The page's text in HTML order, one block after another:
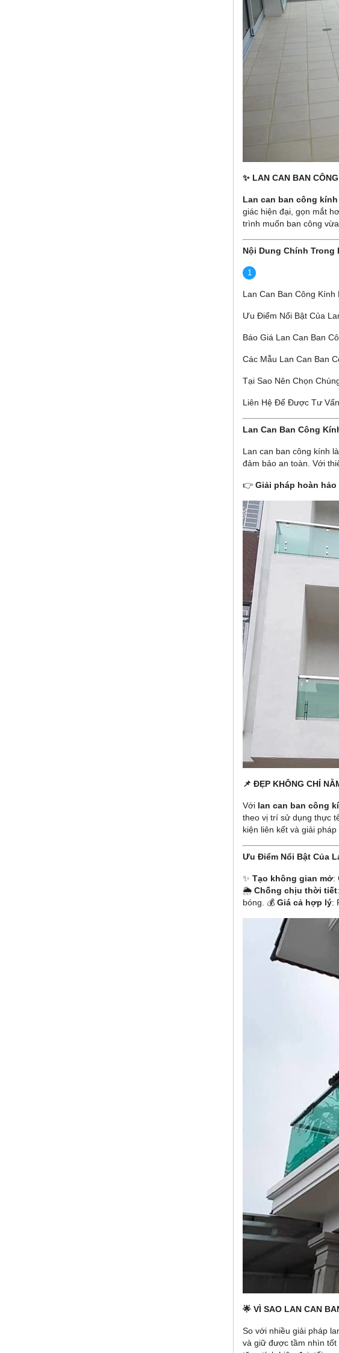
✨ LAN CAN BAN
Lan can ban công kính
giác hiện đại, gọn mắt
trình muốn ban công
Nội Dung Chính Trong
Lan Can Ban Công Kính
Ưu Điểm Nổi Bật Của
Báo Giá Lan Can Ban
Các Mẫu Lan Can Ban
Tại Sao Nên Chọn
Liên Hệ Để Được Tư
Lan Can Ban Công
Lan can ban công kính
đảm bảo an toàn. Với
👉 Giải pháp hoàn
📌 ĐẸP KHÔNG CHỈ
Với lan can ban công
theo vị trí sử dụng thực
kiện liên kết và giải
Ưu Điểm Nổi Bật Của
✨ Tạo không gian mở:
🌦 Chống chịu thời tiết
bóng. 💰 Giá cả hợp lý:
🌟 VÌ SAO LAN CAN
So với nhiều giải pháp
và giữ được tầm nhìn